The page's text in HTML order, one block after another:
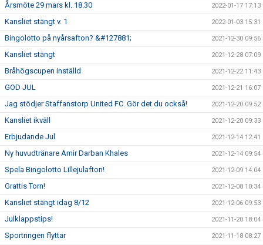
Årsmöte 29 mars kl. 18.30 2022-01-17 17:13
Kansliet stängt v. 1 2022-01-03 15:31
Bingolotto på nyårsafton? &#127881; 2021-12-30 09:56
Kansliet stängt 2021-12-28 07:09
Bråhögscupen inställd 2021-12-22 11:43
GOD JUL 2021-12-21 16:07
Jag stödjer Staffanstorp United FC. Gör det du också! 2021-12-20 09:52
Kansliet ikväll 2021-12-20 09:33
Erbjudande Jul 2021-12-14 12:41
Ny huvudtränare Amir Darban Khales 2021-12-14 09:54
Spela Bingolotto Lillejulafton! 2021-12-09 14:04
Grattis Torn! 2021-12-08 10:34
Kansliet stängt idag 8/12 2021-12-06 09:53
Julklappstips! 2021-11-20 18:04
Sportringen flyttar 2021-11-18 08:27